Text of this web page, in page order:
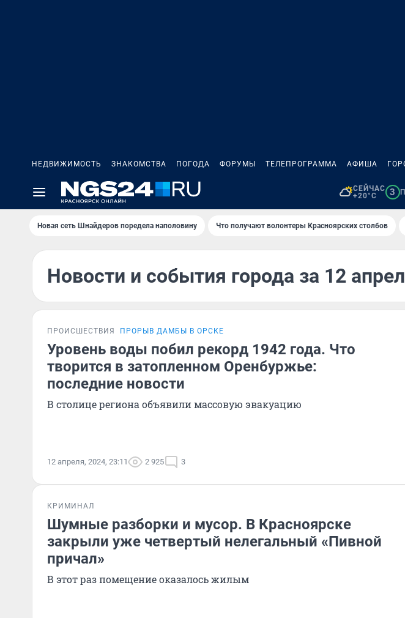
НЕДВИЖИМОСТЬ ЗНАКОМСТВА ПОГОДА ФОРУМЫ ТЕЛЕПРОГРАММА АФИША
СЕЙЧАС
+20°C
3
Новая сеть Шнайдеров поредела наполовину Что получают волонтеры Красноярских столбов
Новости и события города за 12
ПРОИСШЕСТВИЯ ПРОРЫВ ДАМБЫ В ОРСКЕ
Уровень воды побил рекорд 1942 года. Что
творится в затопленном Оренбуржье:
последние новости
В столице региона объявили массовую эвакуацию
12 апреля, 2024, 23:11 2 925 3
КРИМИНАЛ
Шумные разборки и мусор. В Красноярске
закрыли уже четвертый нелегальный «Пивной
причал»
В этот раз помещение оказалось жилым